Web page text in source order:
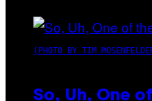
(PHOTO BY TIM
So, Uh, One